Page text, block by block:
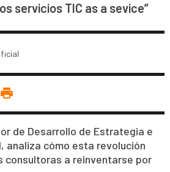
servicios TIC as a sevice”
de Desarrollo de Estrategia e
analiza cómo esta revolución
consultoras a reinventarse por